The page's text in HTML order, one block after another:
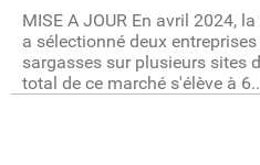
MISE A JOUR En avril 2024,
a sélectionné deux
sargasses sur plusieurs sites
total de ce marché s'élève à